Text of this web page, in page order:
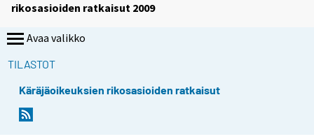
rikosasioiden ratkaisut 2009
Avaa valikko
TILASTOT
Käräjäoikeuksien rikosasioiden ratkaisut